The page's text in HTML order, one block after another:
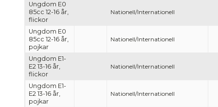
Ungdom E0
85cc 12-16 år,
flickor
Nationell/Internationell
Ungdom E0
85cc 12-16 år,
pojkar
Nationell/Internationell
Ungdom E1-
E2 13-16 år,
flickor
Nationell/Internationell
Ungdom E1-
E2 13-16 år,
pojkar
Nationell/Internationell